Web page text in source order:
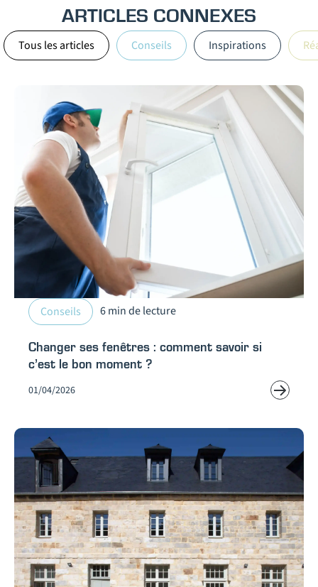
ARTICLES CONNEXES
Tous les articles Conseils Inspirations
Conseils 6 min de lecture
Changer ses fenêtres : comment savoir si
c’est le bon moment ?
01/04/2026